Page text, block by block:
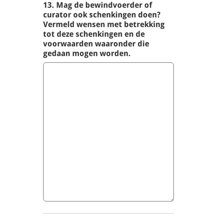
13. Mag de bewindvoerder of
curator ook schenkingen doen?
Vermeld wensen met betrekking
tot deze schenkingen en de
voorwaarden waaronder die
gedaan mogen worden.